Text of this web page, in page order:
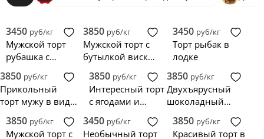
3450 руб/кг
Мужской торт
рубашка с
3850 руб/кг
Мужской торт с
бутылкой виски
рождение
3450 руб/кг
Торт рыбак в
лодке
3850 руб/кг
Прикольный
торт мужу в виде
30 лет
3850 руб/кг
Интересный торт
с ягодами и
3850 руб/кг
Двухъярусный
шоколадный
Дэниэлс
3850 руб/кг
Мужской торт с
3450 руб/кг
Необычный торт
3850 руб/кг
Красивый торт в